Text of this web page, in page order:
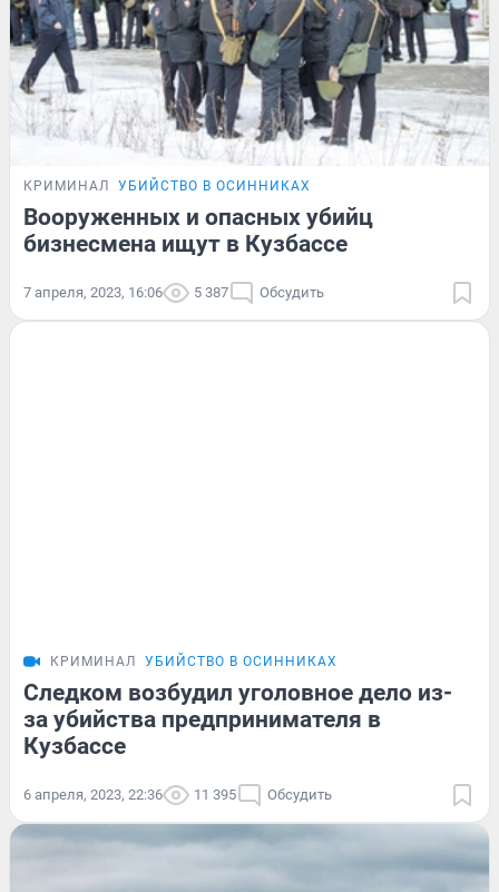
КРИМИНАЛ УБИЙСТВО В ОСИННИКАХ
Вооруженных и опасных убийц
бизнесмена ищут в Кузбассе
7 апреля, 2023, 16:06 5 387 Обсудить
КРИМИНАЛ УБИЙСТВО В ОСИННИКАХ
Следком возбудил уголовное дело из-
за убийства предпринимателя в
Кузбассе
6 апреля, 2023, 22:36 11 395 Обсудить